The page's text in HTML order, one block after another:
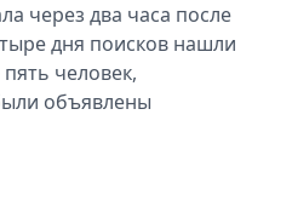
через два часа после
дня поисков нашли
человек,
объявлены